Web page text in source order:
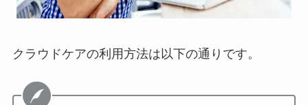
クラウドケアの利用方法は以下の通りです。